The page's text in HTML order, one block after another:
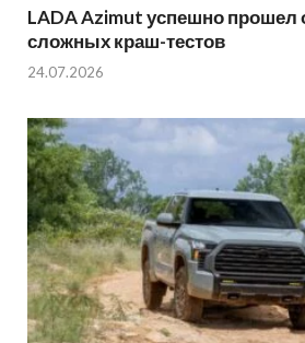
LADA Azimut успешно прошел
сложных краш-тестов
24.07.2026